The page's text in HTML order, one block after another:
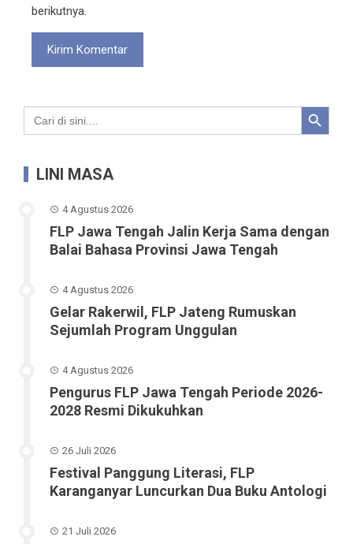
berikutnya.
Search
for:
Search Button
LINI MASA
4 Agustus 2026
FLP Jawa Tengah Jalin Kerja Sama dengan
Balai Bahasa Provinsi Jawa Tengah
4 Agustus 2026
Gelar Rakerwil, FLP Jateng Rumuskan
Sejumlah Program Unggulan
4 Agustus 2026
Pengurus FLP Jawa Tengah Periode 2026-
2028 Resmi Dikukuhkan
26 Juli 2026
Festival Panggung Literasi, FLP
Karanganyar Luncurkan Dua Buku Antologi
21 Juli 2026